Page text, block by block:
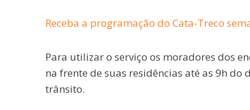
Receba a programação do Cata-Treco
Para utilizar o serviço os moradores dos
na frente de suas residências até as 9h
trânsito.